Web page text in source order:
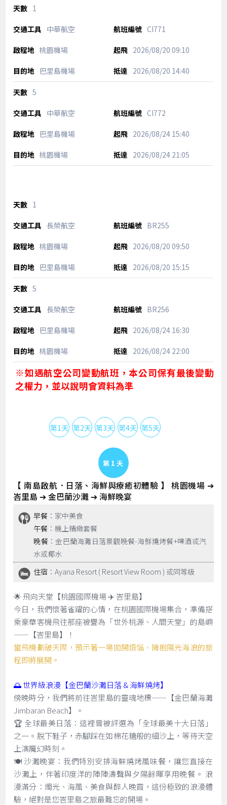
1
中華航空 CI771
桃園機場 2026/08/20 09:10
巴里島機場 2026/08/20 14:40
5
中華航空 CI772
巴里島機場 2026/08/2415:40
桃園機場 2026/08/2421:05
1
長榮航空 BR255
桃園機場 2026/08/20 09:50
巴里島機場 2026/08/20 15:15
5
長榮航空 BR256
巴里島機場 2026/08/2416:30
桃園機場 2026/08/2422:00
※如遇航空公司變動航班，本公司保有最後變動
之權力，並以說明會資料為準
第1天 第2天 第3天 第4天 第5天
Day 1
【 南島啟航．日落、海鮮與療癒初體驗 】 桃園機場 ➔
峇里島 ➔ 金巴蘭沙灘 ➔ 海鮮晚宴
早餐 ：家中美食
午餐 ：機上精緻套餐
晚餐 ：金巴蘭海灘日落景觀晚餐-海鮮燒烤餐+啤酒或汽
水或椰水
住宿 ：Ayana Resort ( Resort View Room ) 或同等級
🌟 飛向天堂【桃園國際機場 ✈️ 峇里島】
今日，我們懷著雀躍的心情，在桃園國際機場集合，準備搭
乘豪華客機飛往那座被譽為「世外桃源、人間天堂」的島嶼
——【峇里島】！
當飛機劃破天際，預示著一場拋開煩惱、擁抱陽光海浪的旅
程即將展開。
🌅 世界級浪漫【金巴蘭沙灘日落 & 海鮮燒烤】
傍晚時分，我們將前往峇里島的靈魂地標——【金巴蘭海灘
Jimbaran Beach】。
🏆 全球最美日落：這裡曾被評選為「全球最美十大日落」
之一。脫下鞋子，赤腳踩在如棉花糖般的細沙上，等待天空
上演魔幻時刻。
🍽️ 沙灘晚宴：我們特別安排海鮮燒烤風味餐，讓您直接在
沙灘上，伴著印度洋的陣陣濤聲與夕陽餘暉享用晚餐。 浪
漫滿分：燭光、海風、美食與醉人晚霞，這份極致的浪漫體
驗，絕對是您峇里島之旅最難忘的開場。